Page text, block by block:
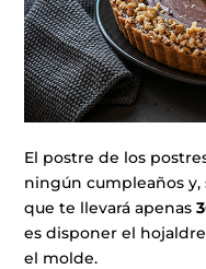
El postre de los
ningún cumpleaños
que te llevará apenas
es disponer el
el molde.